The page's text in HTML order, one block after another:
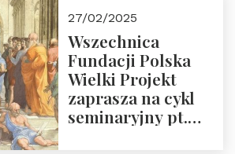
27/02/2025
Wszechnica
Fundacji Polska
Wielki Projekt
zaprasza na cykl
seminaryjny pt.